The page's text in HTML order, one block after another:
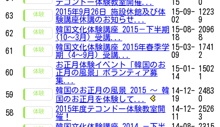
テコンドー体験教室開催...
15
0
63
2015年9月26日 施設休館及び体
験講座休講のお知らせ...
15-09-
02
1223
9
62
韓国文化体験講座 2015－下半期
(10～3月) 受講...
15-08-
18
2096
8
61
韓国文化体験講座 2015年春季学
期 (4～9月) 受講...
15-03-
09
1741
2
60
お正月体験イベント「韓国のお
正月の風景」ボランティア募
集...
15-01-
14
1502
1
59
韓国のお正月の風景 2015 ～ 韓
国のお正月を体験して...
14-12-
19
2483
0
58
2015年度テコンドー体験教室開
催！
14-12-
11
2526
3